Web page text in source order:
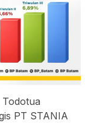
PT STANIA